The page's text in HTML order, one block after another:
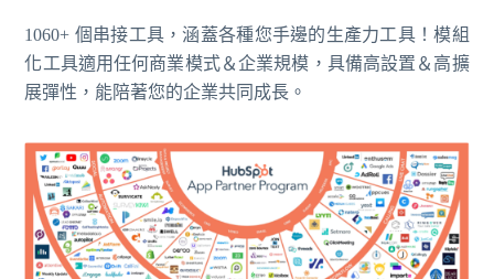
1060+ 個串接工具，涵蓋各種您手邊的生產力工具！模組
化工具適用任何商業模式＆企業規模，具備高設置＆高擴
展彈性，能陪著您的企業共同成長。